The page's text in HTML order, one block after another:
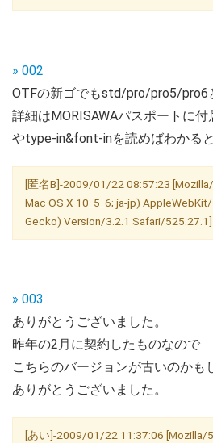
» 002
OTFの新ゴでもstd/pro/pro5/pro6
詳細はMORISAWAパスポートに
やtype-in&font-inを読めばわかると
[匿名B]-2009/01/22 08:57:23
Mac OS X 10_5_6; ja-jp)
Gecko) Version/3.2.1 Safari/525.27.1]
» 003
ありがとうございました。
昨年の2月に契約したものなので
こちらのバージョンが古いのかも
ありがとうございました。
[あい]-2009/01/22 11:37:06 [Mozilla/